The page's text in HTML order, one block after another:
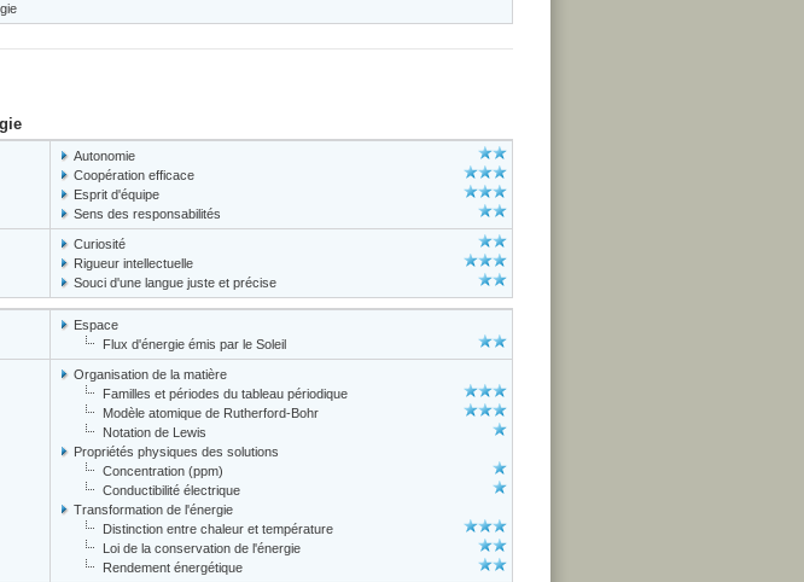
Autonomie
Coopération efficace
Esprit d'équipe
Sens des responsabilités
Curiosité
Rigueur intellectuelle
Souci d'une langue juste et précise
Espace
Flux d'énergie émis par le Soleil
Organisation de la matière
Familles et périodes du tableau périodique
Modèle atomique de Rutherford-Bohr
Notation de Lewis
Propriétés physiques des solutions
Concentration (ppm)
Conductibilité électrique
Transformation de l'énergie
Distinction entre chaleur et température
Loi de la conservation de l'énergie
Rendement énergétique